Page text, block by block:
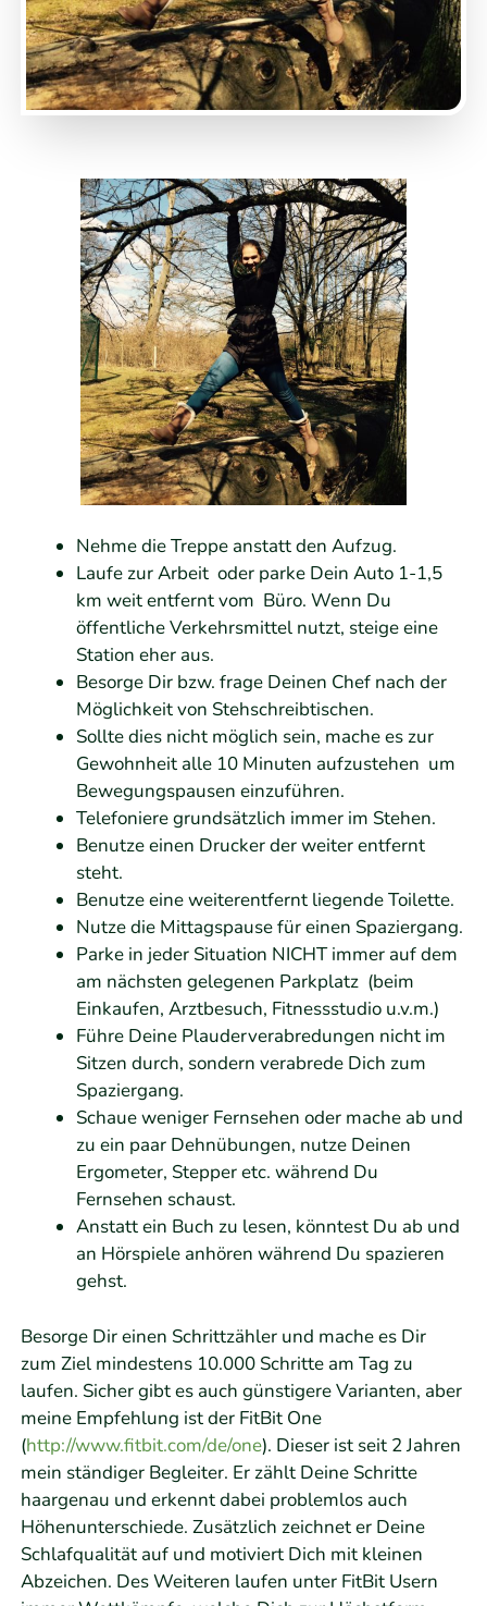
Nehme die Treppe anstatt den Aufzug.
Laufe zur Arbeit oder parke Dein Auto 1-1,5
km weit entfernt vom Büro. Wenn Du
öffentliche Verkehrsmittel nutzt, steige eine
Station eher aus.
Besorge Dir bzw. frage Deinen Chef nach der
Möglichkeit von Stehschreibtischen.
Sollte dies nicht möglich sein, mache es zur
Gewohnheit alle 10 Minuten aufzustehen um
Bewegungspausen einzuführen.
Telefoniere grundsätzlich immer im Stehen.
Benutze einen Drucker der weiter entfernt
steht.
Benutze eine weiterentfernt liegende Toilette.
Nutze die Mittagspause für einen Spaziergang.
Parke in jeder Situation NICHT immer auf dem
am nächsten gelegenen Parkplatz (beim
Einkaufen, Arztbesuch, Fitnessstudio u.v.m.)
Führe Deine Plauderverabredungen nicht im
Sitzen durch, sondern verabrede Dich zum
Spaziergang.
Schaue weniger Fernsehen oder mache ab und
zu ein paar Dehnübungen, nutze Deinen
Ergometer, Stepper etc. während Du
Fernsehen schaust.
Anstatt ein Buch zu lesen, könntest Du ab und
an Hörspiele anhören während Du spazieren
gehst.
Besorge Dir einen Schrittzähler und mache es Dir
zum Ziel mindestens 10.000 Schritte am Tag zu
laufen. Sicher gibt es auch günstigere Varianten, aber
meine Empfehlung ist der FitBit One
(http://www.fitbit.com/de/one). Dieser ist seit 2 Jahren
mein ständiger Begleiter. Er zählt Deine Schritte
haargenau und erkennt dabei problemlos auch
Höhenunterschiede. Zusätzlich zeichnet er Deine
Schlafqualität auf und motiviert Dich mit kleinen
Abzeichen. Des Weiteren laufen unter FitBit Usern